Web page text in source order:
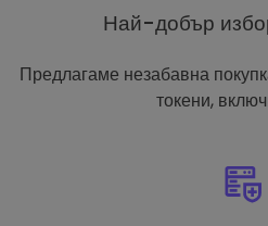
Най-добър
Предлагаме незабавна
токени,